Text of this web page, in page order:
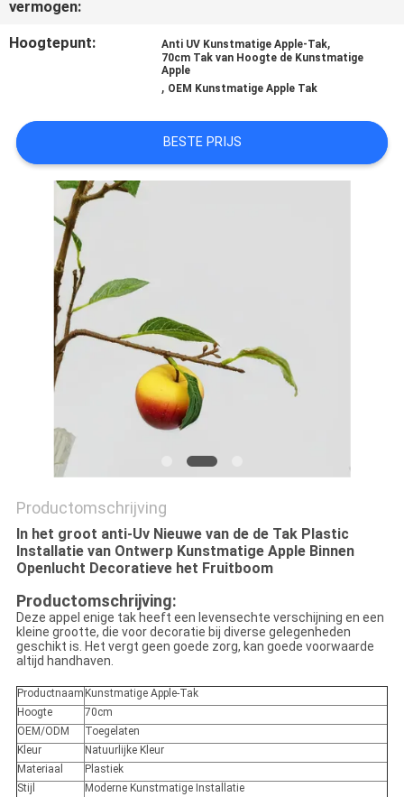
ONS
NIEUWS
GEVALLEN
OFFERTE
AANVRAGEN
SITEMAP
PRIVACYBELEID
vermogen:
Hoogtepunt: Anti UV Kunstmatige Apple-Tak,
70cm Tak van Hoogte de Kunstmatige
Apple
, OEM Kunstmatige Apple Tak
BESTE PRIJS
Productomschrijving
In het groot anti-Uv Nieuwe van de de Tak Plastic
Installatie van Ontwerp Kunstmatige Apple Binnen
Openlucht Decoratieve het Fruitboom
Productomschrijving:
Deze appel enige tak heeft een levensechte verschijning en een
kleine grootte, die voor decoratie bij diverse gelegenheden
geschikt is. Het vergt geen goede zorg, kan goede voorwaarde
altijd handhaven.
Productnaam Kunstmatige Apple-Tak
Hoogte
70cm
OEM/ODM
Toegelaten
Kleur
Natuurlijke Kleur
Materiaal
Plastiek
Stijl
Moderne Kunstmatige Installatie